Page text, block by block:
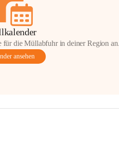
für die Müllabfuhr in deiner Region
ansehen